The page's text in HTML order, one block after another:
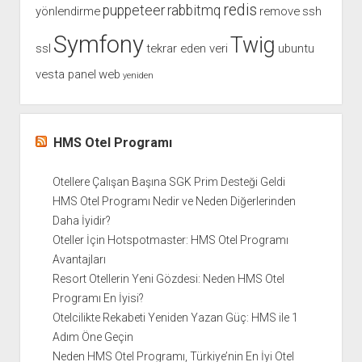
yönlendirmepuppeteer rabbitmq redis remove ssh
ssl Symfonytekrar eden veri Twig ubuntu
vesta panel web yeniden
HMS Otel Programı
Otellere Çalışan Başına SGK Prim Desteği Geldi
HMS Otel Programı Nedir ve Neden Diğerlerinden
Daha İyidir?
Oteller İçin Hotspotmaster: HMS Otel Programı
Avantajları
Resort Otellerin Yeni Gözdesi: Neden HMS Otel
Programı En İyisi?
Otelcilikte Rekabeti Yeniden Yazan Güç: HMS ile 1
Adım Öne Geçin
Neden HMS Otel Programı, Türkiye’nin En İyi Otel